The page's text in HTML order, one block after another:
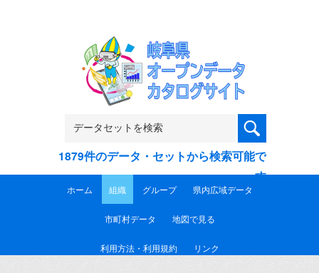
1879件のデータ・セットから検索可能で
す
ホーム 組織 グループ 県内広域データ
市町村データ 地図で見る
利用方法・利用規約 リンク